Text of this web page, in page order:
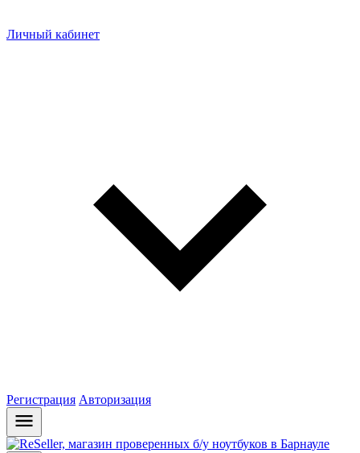
Личный кабинет
Регистрация Авторизация